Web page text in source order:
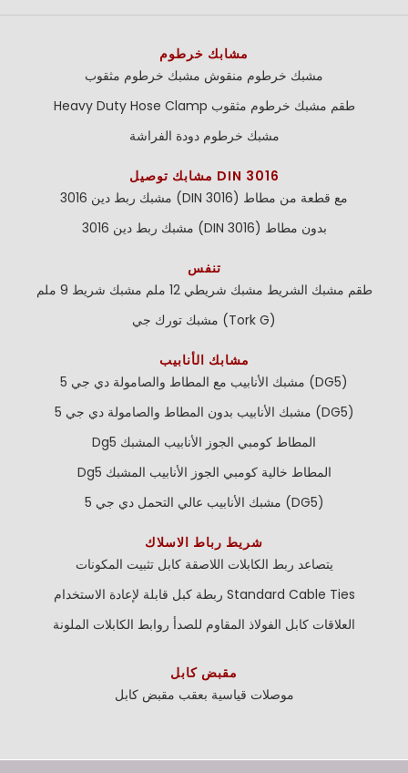
مشابك خرطوم
مشبك خرطوم مثقوب مشبك خرطوم منقوش
Heavy Duty Hose Clamp طقم مشبك خرطوم مثقوب
مشبك خرطوم دودة الفراشة
مشابك توصيل DIN 3016
مشبك ربط دين 3016 (DIN 3016) مع قطعة من مطاط
مشبك ربط دين 3016 (DIN 3016) بدون مطاط
تنفس
مشبك شريط 9 ملم
مشبك شريطي 12 ملم طقم مشبك الشريط
مشبك تورك جي (Tork G)
مشابك الأنابيب
مشبك الأنابيب مع المطاط والصامولة دي جي 5 (DG5)
مشبك الأنابيب بدون المطاط والصامولة دي جي 5 (DG5)
Dg5 المطاط كومبي الجوز الأنابيب المشبك
Dg5 المطاط خالية كومبي الجوز الأنابيب المشبك
مشبك الأنابيب عالي التحمل دي جي 5 (DG5)
شريط رباط الاسلاك
كابل تثبيت المكونات يتصاعد ربط الكابلات اللاصقة
ربطة كبل قابلة لإعادة الاستخدام Standard Cable Ties
روابط الكابلات الملونة العلاقات كابل الفولاذ المقاوم للصدأ
مقبض كابل
مقبض كابل موصلات قياسية بعقب